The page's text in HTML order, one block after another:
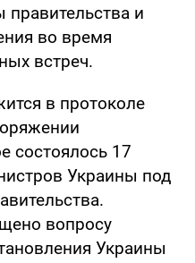
и
во время
встреч.
в протоколе
состоялось 17
Украины под
вопросу
Украины